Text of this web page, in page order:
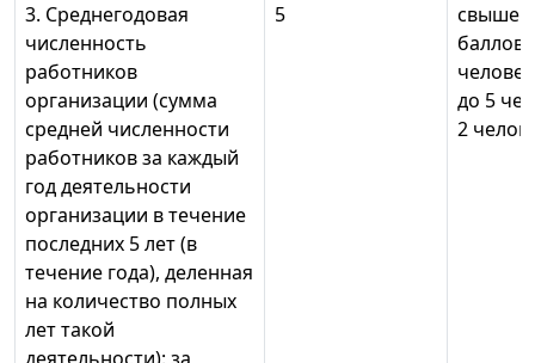
3. Среднегодовая
численность
работников
организации (сумма
средней численности
работников за каждый
год деятельности
организации в течение
последних 5 лет (в
течение года), деленная
на количество полных
лет такой
5
свыше
баллов;
до 5
2